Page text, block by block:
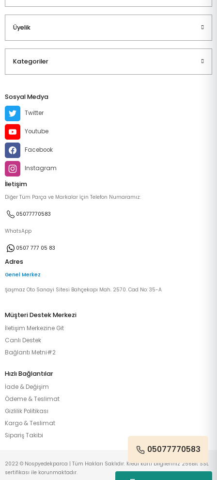
Üyelik
Kategoriler
Sosyal Medya
Twitter
Youtube
Facebook
Instagram
İletişim
Diğer Tüm Parça ve Markalar İçin Telefon Numaramız:
05077770583
WhatsApp
0507 777 05 83
Adres
Genel Merkez
Şaşmaz Oto Sanayi Sitesi Bahçekapı Mah. 2570. Cad No: 35-A
Müşteri Destek Merkezi
İletişim Merkezine Git
Canlı Destek
Bağlantı Metni#2
Hızlı Bağlantılar
İade & Değişim
Ödeme & Teslimat
Gizlilik Politikası
Kargo & Teslimat
Sipariş Takibi
05077770583
2022 © Nospyedekparca | Tüm Hakları Saklıdır. Kredi kartı bilgileriniz 256Bit SSL
sertifikası ile korunmaktadır.